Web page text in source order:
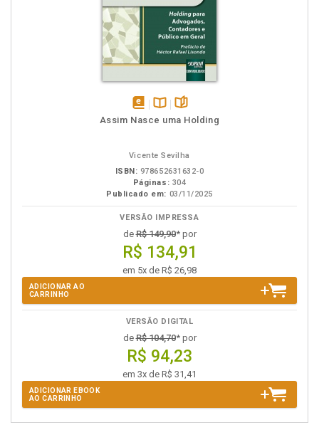
disponívelDisponível
páginas
Assim Nasce uma Holding
Vicente Sevilha
ISBN: 978652631632-0
Páginas: 304
Publicado em: 03/11/2025
VERSÃO IMPRESSA
deR$ 149,90* por
R$ 134,91
em 5x de R$ 26,98
ADICIONAR AO
CARRINHO
VERSÃO DIGITAL
deR$ 104,70* por
R$ 94,23
em 3x de R$ 31,41
ADICIONAR EBOOK
AO CARRINHO